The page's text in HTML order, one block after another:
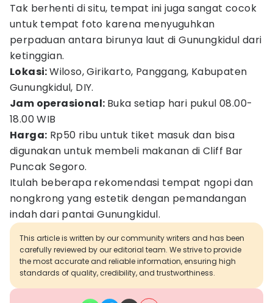
Tak berhenti di situ, tempat ini juga sangat cocok
untuk tempat foto karena menyuguhkan
perpaduan antara birunya laut di Gunungkidul dari
ketinggian.
Lokasi:Wiloso, Girikarto, Panggang, Kabupaten
Gunungkidul, DIY.
Jam operasional: Buka setiap hari pukul 08.00-
18.00 WIB
Harga: Rp50 ribu untuk tiket masuk dan bisa
digunakan untuk membeli makanan di Cliff Bar
Puncak Segoro.
Itulah beberapa rekomendasi tempat ngopi dan
nongkrong yang estetik dengan pemandangan
indah dari pantai Gunungkidul.
This article is written by our community writers and has been
carefully reviewed by our editorial team. We strive to provide
the most accurate and reliable information, ensuring high
standards of quality, credibility, and trustworthiness.